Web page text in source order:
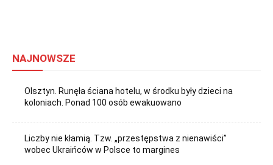
NAJNOWSZE
Olsztyn. Runęła ściana hotelu, w środku były dzieci na
koloniach. Ponad 100 osób ewakuowano
Liczby nie kłamią. Tzw. „przestępstwa z nienawiści”
wobec Ukraińców w Polsce to margines